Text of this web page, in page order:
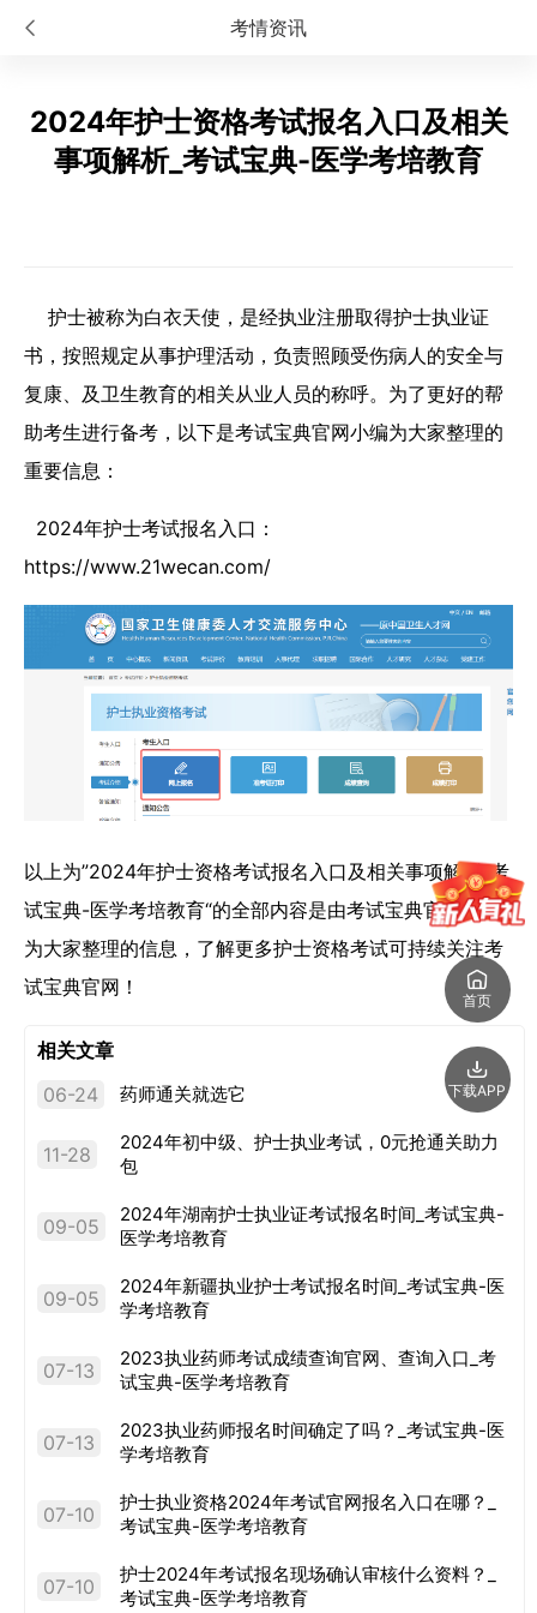
考情资讯
首页
下载APP
2024年护士资格考试报名入口及相关
事项解析_考试宝典-医学考培教育
护士被称为白衣天使，是经执业注册取得护士执业证
书，按照规定从事护理活动，负责照顾受伤病人的安全与
复康、及卫生教育的相关从业人员的称呼。为了更好的帮
助考生进行备考，以下是考试宝典官网小编为大家整理的
重要信息：
2024年护士考试报名入口：
https://www.21wecan.com/
以上为”2024年护士资格考试报名入口及相关事项解析_考
试宝典-医学考培教育“的全部内容是由考试宝典官网小编
为大家整理的信息，了解更多护士资格考试可持续关注考
试宝典官网！
相关文章
06-24
药师通关就选它
11-28
2024年初中级、护士执业考试，0元抢通关助力
包
09-05
2024年湖南护士执业证考试报名时间_考试宝典-
医学考培教育
09-05
2024年新疆执业护士考试报名时间_考试宝典-医
学考培教育
07-13
2023执业药师考试成绩查询官网、查询入口_考
试宝典-医学考培教育
07-13
2023执业药师报名时间确定了吗？_考试宝典-医
学考培教育
07-10
护士执业资格2024年考试官网报名入口在哪？_
考试宝典-医学考培教育
07-10
护士2024年考试报名现场确认审核什么资料？_
考试宝典-医学考培教育